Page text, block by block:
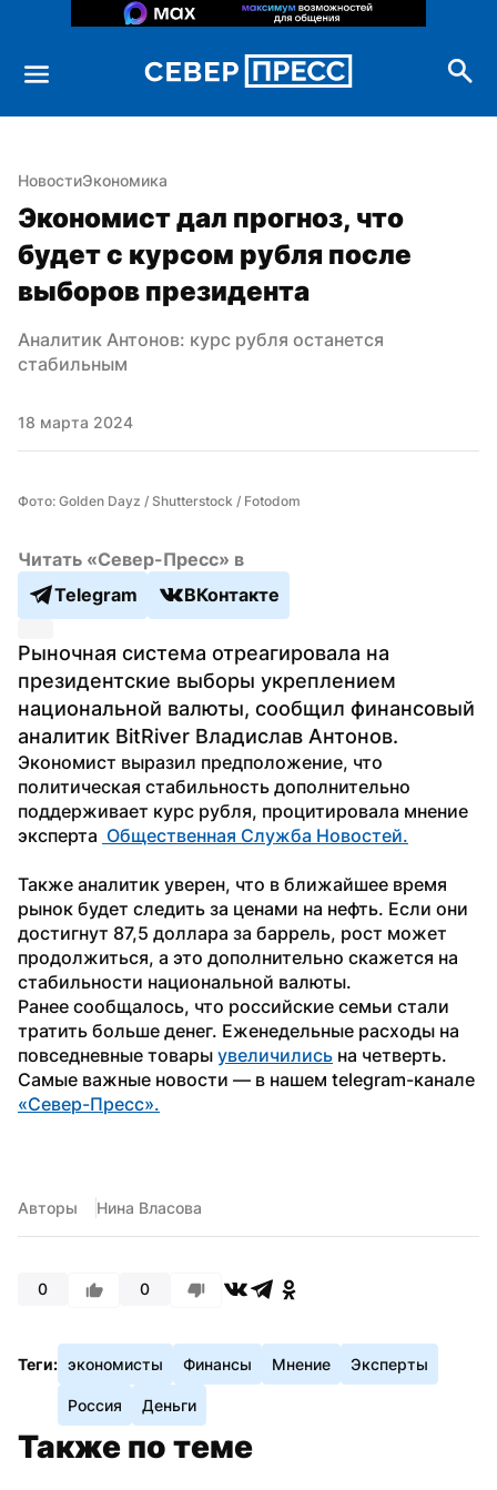
НовостиЭкономика
Экономист дал прогноз, что
будет с курсом рубля после
выборов президента
Аналитик Антонов: курс рубля останется
стабильным
18 марта 2024
Фото: Golden Dayz / Shutterstock / Fotodom
Читать «Север-Пресс» в
Telegram
ВКонтакте
Рыночная система отреагировала на
президентские выборы укреплением
национальной валюты, сообщил финансовый
аналитик BitRiver Владислав Антонов.
Экономист выразил предположение, что
политическая стабильность дополнительно
поддерживает курс рубля, процитировала мнение
эксперта Общественная Служба Новостей.
Также аналитик уверен, что в ближайшее время
рынок будет следить за ценами на нефть. Если они
достигнут 87,5 доллара за баррель, рост может
продолжиться, а это дополнительно скажется на
стабильности национальной валюты.
Ранее сообщалось, что российские семьи стали
тратить больше денег. Еженедельные расходы на
повседневные товары увеличились на четверть.
«Север-Пресс».
Авторы Нина Власова
0 0
Теги: экономисты Финансы Мнение Эксперты
Россия Деньги
Также по теме